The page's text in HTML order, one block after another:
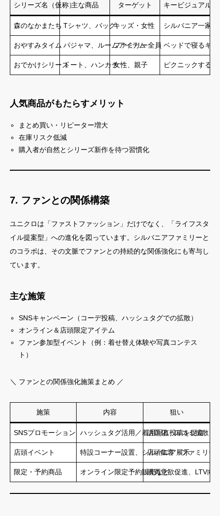
シリーズ名（仮称）主な商品 ターゲット キービジュアル例
森のなかまたち Tシャツ、バッグキッズ・女性 シルバニア一家
おやすみタイム パジャマ、ルームアイテム
ファミリー全員 ベッドで寝るキャ
おでかけシリーズトート、ハンカチ女性、親子 ピクニックする
人気商品がもたらすメリット
まとめ買い・リピーター増大
在庫リスク低減
購入者が自然とシリーズ新作を待つ習慣化
7. ファンとの関係構築
ユニクロは「ファストファッション」だけでなく、「ライフスタ
イル提案型」への進化を図っています。シルバニアファミリーと
のコラボは、その文脈でファンとの持続的な関係強化にも寄与し
ています。
主な施策
SNSキャンペーン（コーデ投稿、ハッシュタグでの拡散）
オンライン＆店頭限定アイテム
ファン参加型イベント（例：着せ替え体験や写真コンテス
ト）
＼ ファンとの関係強化施策まとめ ／
施策 内容 狙い
SNSプロモーション ハッシュタグ活用／着用写真投稿を促進
話題化・口コミ拡散
店頭イベント 特設コーナー設置、シルバニア展示
店頭集客・ファミリー
限定・予約商品 オンライン限定予約販売など購買意欲促進、LTV向